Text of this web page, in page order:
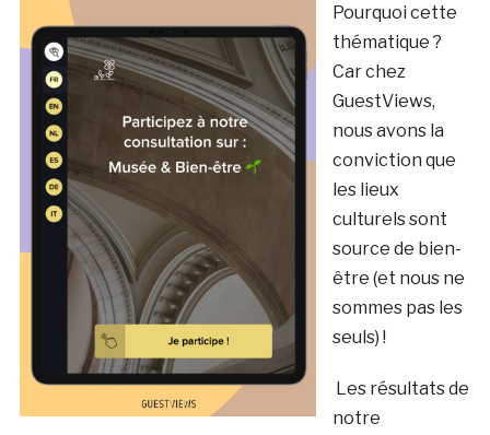
Pourquoi cette
thématique ?
Car chez
GuestViews,
nous avons la
conviction que
les lieux
culturels sont
source de bien-
être (et nous ne
sommes pas les
seuls) !
Les résultats de
notre